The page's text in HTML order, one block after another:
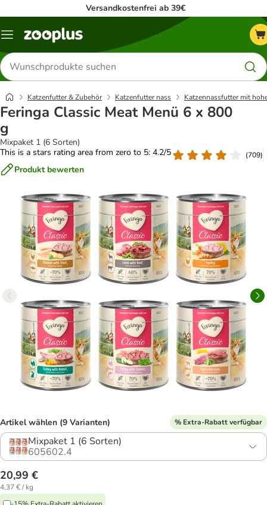
Versandkostenfrei ab 39€
Menü
Produkte
suchen
Katzenfutter & Zubehör Katzenfutter nass Katzennassfutter mit
Feringa Classic Meat Menü 6 x 800
g
Mixpaket 1 (6 Sorten)
This is a stars rating area from zero to 5: 4.2/5
(709)
Produkt bewerten
Artikel wählen (9 Varianten) % Extra-Rabatt verfügbar
Mixpaket 1 (6 Sorten)
605602.4
20,99 €
4,37 € / kg